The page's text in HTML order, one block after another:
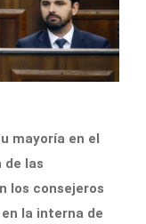
mayoría en el
de las
los consejeros
la interna de